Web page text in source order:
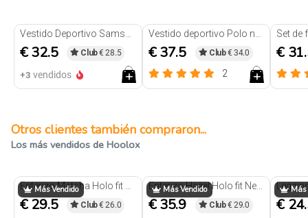
€ 32.5 Club€ 28.5
+3 vendidos
€ 37.5 Club€ 34.0
2
€
Otros clientes también compraron...
Los más vendidos de Hoolox
Más Vendido
€ 29.5 Club€ 26.0
Más Vendido Enterizo Hazel Holo fit Negro
€ 35.9 Club€ 29.0
Más
€